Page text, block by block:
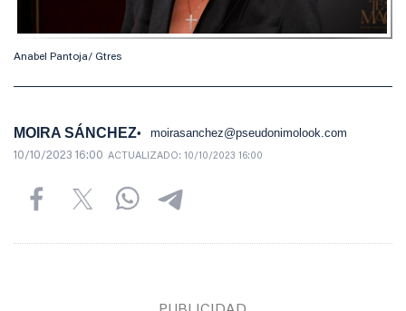
Anabel Pantoja/ Gtres
MOIRA SÁNCHEZ moirasanchez@pseudonimolook.com
10/10/2023 16:00 ACTUALIZADO: 10/10/2023 16:00